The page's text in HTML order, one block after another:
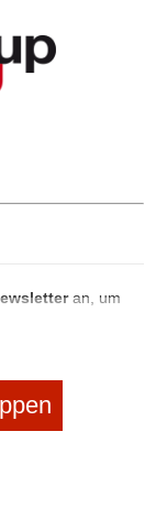
an, um